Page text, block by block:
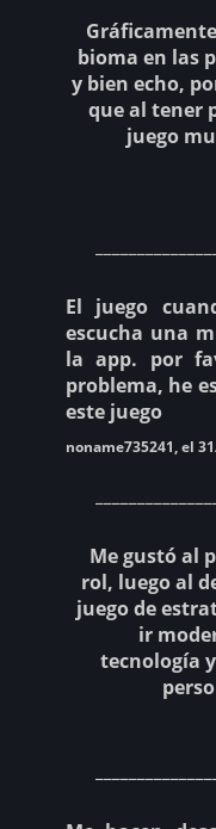
bioma en las
y bien echo,
que al tener
juego
El juego
escucha una
la app. por
problema, he
este juego
noname735241, el
Me gustó al
rol, luego al
juego de
ir
tecnología